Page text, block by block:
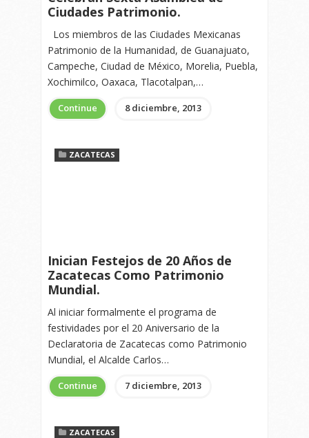
Ciudades Patrimonio.
Los miembros de las Ciudades Mexicanas
Patrimonio de la Humanidad, de Guanajuato,
Campeche, Ciudad de México, Morelia, Puebla,
Xochimilco, Oaxaca, Tlacotalpan,…
Continue 8 diciembre, 2013
ZACATECAS
Inician Festejos de 20 Años de
Zacatecas Como Patrimonio
Mundial.
Al iniciar formalmente el programa de
festividades por el 20 Aniversario de la
Declaratoria de Zacatecas como Patrimonio
Mundial, el Alcalde Carlos…
Continue 7 diciembre, 2013
ZACATECAS